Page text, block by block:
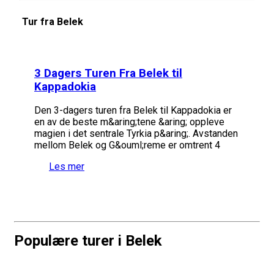
Tur fra Belek
3 Dagers Turen Fra Belek til
Kappadokia
Den 3-dagers turen fra Belek til Kappadokia er
en av de beste m&aring;tene &aring; oppleve
magien i det sentrale Tyrkia p&aring;. Avstanden
mellom Belek og G&ouml;reme er omtrent 4
Les mer
Populære turer i Belek